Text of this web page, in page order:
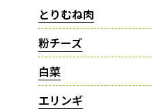
とりむね肉
粉チーズ
白菜
エリンギ